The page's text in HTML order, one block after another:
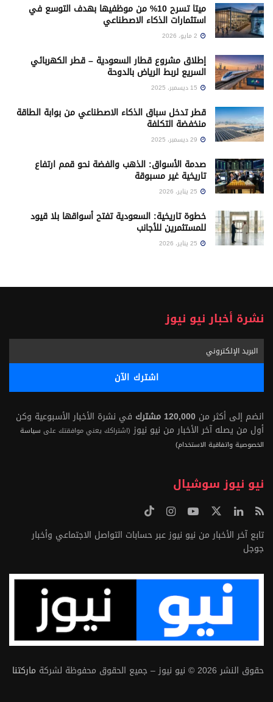
ميتا تسرح 10% من موظفيها بهدف التوسع في
استثمارات الذكاء الاصطناعي
إطلاق مشروع قطار السعودية – قطر الكهربائي
السريع لربط الرياض بالدوحة
قطر تدخل سباق الذكاء الاصطناعي من بوابة الطاقة
منخفضة التكلفة
صدمة الأسواق: الذهب والفضة نحو قمم ارتفاع
تاريخية غير مسبوقة
خطوة تاريخية: السعودية تفتح أسواقها بلا قيود
للمستثمرين للأجانب
نشرة أخبار نيو نيوز
انضم إلى أكثر من 120,000 مشترك
في نشرة الأخبار الأسبوعية وكن
أول من يصله آخر الأخبار من نيو نيوز (اشتراكك يعني موافقتك على سياسة
الخصوصية واتفاقية الاستخدام)
نيو نيوز سوشيال
تابع آخر الأخبار من نيو نيوز عبر حسابات التواصل الاجتماعي وأخبار
جوجل
حقوق النشر 2026 © نيو نيوز – جميع الحقوق محفوظة لشركة ماركتنا